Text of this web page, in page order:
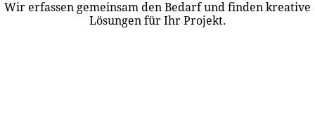
Wir erfassen gemeinsam den Bedarf und finden kreative
Lösungen für Ihr Projekt.